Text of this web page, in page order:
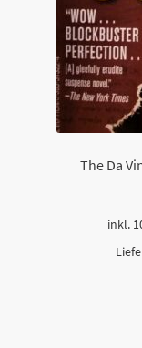
The Da
inkl.